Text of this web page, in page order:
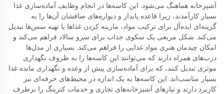
آشپزخانه هماهنگ می‌شود. این کاسه‌ها در انجام وظایف آماده‌سازی غذا
بسیار کارآمدند، زیرا قاعده پایدار و دیواره‌های صافشان آن‌ها را به
گزینه‌ای ایده‌آل برای ترکیب مواد، مارینه کردن غذاها یا تهیه سس‌ها تبدیل
می‌کند. شکل مربعی یک سکوی جذاب برای سرو سالاد فراهم می‌کند و
امکان چیدمان هنری مواد غذایی را فراهم می‌کند. بسیاری از مدل‌ها
درب‌های همراه دارند که می‌توانند این کاسه‌ها را به ظروف نگهداری
موثری تبدیل کنند، که برای آماده‌سازی پیش از وعده و نگهداری مانده غذا
بسیار مناسب‌اند. این کاسه‌ها به یک اندازه در محیط‌های حرفه‌ای نیز
کاربرد دارند و نیازهای آشپزخانه‌های تجاری و خدمات کترینگ را برطرف